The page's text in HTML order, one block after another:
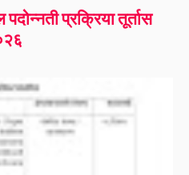
पदोन्नती प्रक्रिया तूर्तास